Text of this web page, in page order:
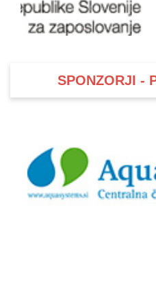
SPONZORJI -